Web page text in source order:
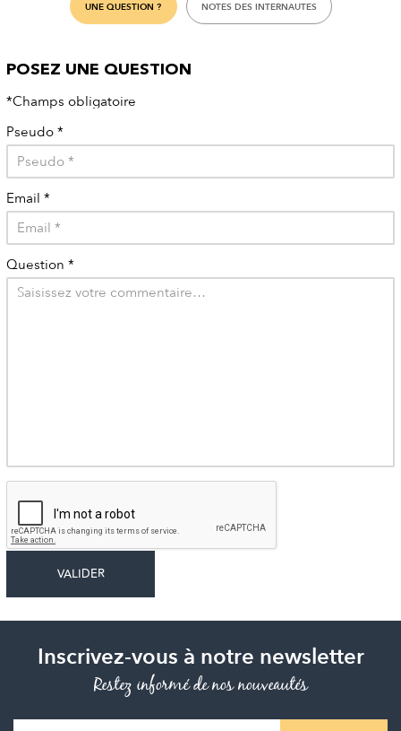
UNE QUESTION ? NOTES DES INTERNAUTES
POSEZ UNE QUESTION
*Champs obligatoire
Pseudo *
Email *
Question *
Inscrivez-vous à notre newsletter
Restez informé de nos nouveautés